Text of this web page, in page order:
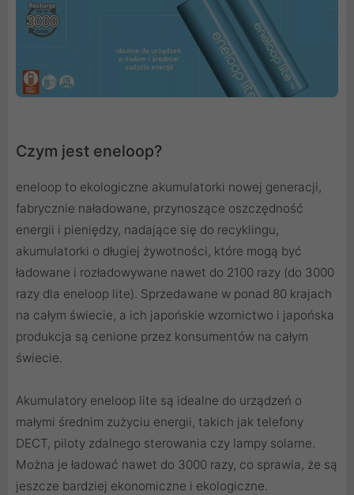
Czym jest eneloop?
eneloop to ekologiczne akumulatorki nowej generacji,
fabrycznie naładowane, przynoszące oszczędność
energii i pieniędzy, nadające się do recyklingu,
akumulatorki o długiej żywotności, które mogą być
ładowane i rozładowywane nawet do 2100 razy (do 3000
razy dla eneloop lite). Sprzedawane w ponad 80 krajach
na całym świecie, a ich japońskie wzornictwo i japońska
produkcja są cenione przez konsumentów na całym
świecie.
Akumulatory eneloop lite są idealne do urządzeń o
małymi średnim zużyciu energii, takich jak telefony
DECT, piloty zdalnego sterowania czy lampy solarne.
Można je ładować nawet do 3000 razy, co sprawia, że są
jeszcze bardziej ekonomiczne i ekologiczne.